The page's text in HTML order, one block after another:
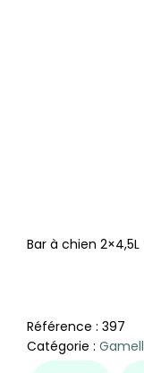
Bar à chien
Référence : 397
Catégorie :